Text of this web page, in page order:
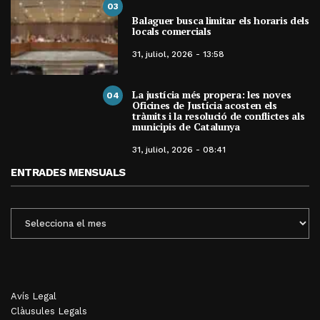
03
Balaguer busca limitar els horaris dels
locals comercials
31, juliol, 2026 - 13:58
04 La justícia més propera: les noves
Oficines de Justícia acosten els
tràmits i la resolució de conflictes als
municipis de Catalunya
31, juliol, 2026 - 08:41
ENTRADES MENSUALS
MENSUALS
Avís Legal
Clàusules Legals